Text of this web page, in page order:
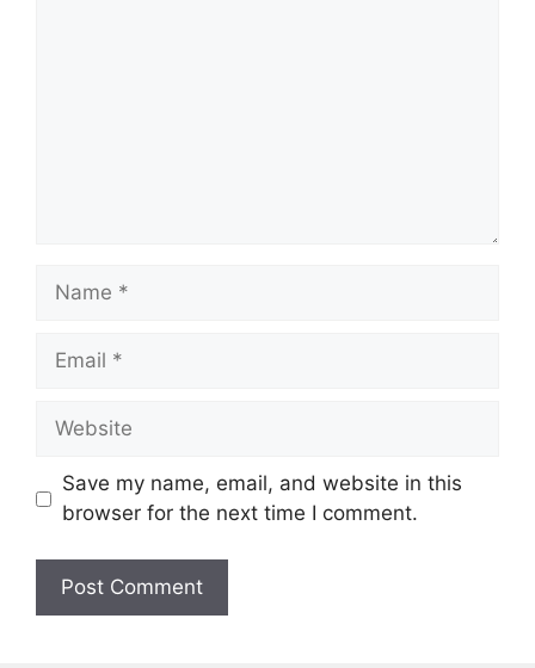
Name
Email
Website
Save my name, email, and website in this
browser for the next time I comment.